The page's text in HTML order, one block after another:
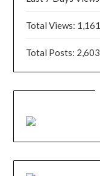
Total Views:
Total Posts: 2,603